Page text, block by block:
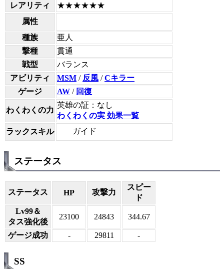
レアリティ
★★★★★★
属性
種族
亜人
撃種
貫通
戦型
バランス
アビリティ
MSM / 反風 /Cキラー
ゲージ
AW / 回復
わくわくの力
英雄の証：なし
わくわくの実 効果一覧
ラックスキル
ガイド
ステータス
ステータス HP 攻撃力
スピー
ド
Lv99＆
タス強化後
23100 24843 344.67
ゲージ成功 - 29811 -
SS